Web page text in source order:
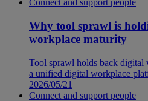
Connect and support people
Why tool sprawl is
workplace maturity
Tool sprawl holds back
a unified digital workplace
2026/05/21
Connect and support people